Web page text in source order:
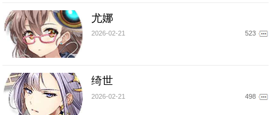
尤娜
2026-02-21 523
绮世
2026-02-21 498